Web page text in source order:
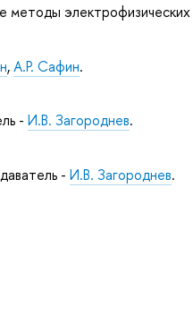
,А.Р. Сафин.
- И.В. Загороднев.
- И.В. Загороднев.